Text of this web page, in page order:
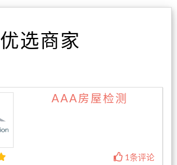
优选商家
AAA房屋检测
1条评论